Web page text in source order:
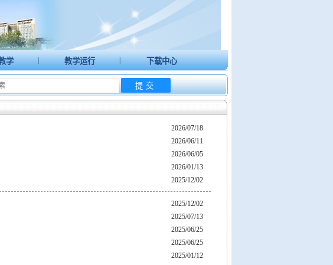
学 | 教学运行 | 下载中心
2026/07/18
2026/06/11
2026/06/05
2026/01/13
2025/12/02
2025/12/02
2025/07/13
2025/06/25
2025/06/25
2025/01/12